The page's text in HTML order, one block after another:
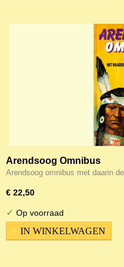
Arendsoog Omnibus
Arendsoog omnibus met daarin
€ 22,50
✓ Op voorraad
IN WINKELWAGEN